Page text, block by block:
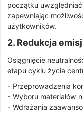
początku
zapewniając
użytkowników.
2. Redukcja
Osiągnięcie
etapu cyklu życia
- Przeprowadzenia
- Wyboru materiałów
- Wdrażania